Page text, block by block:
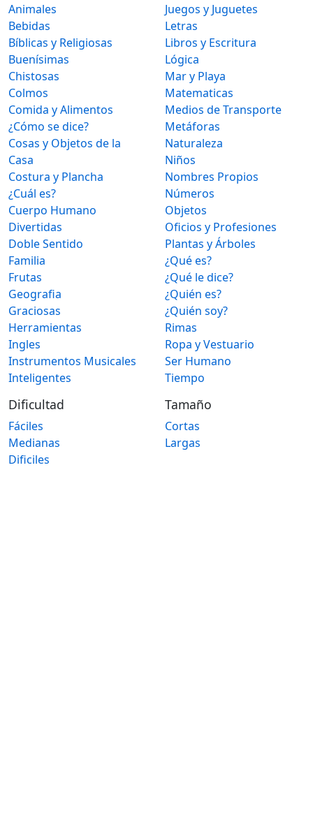
Animales
Bebidas
Bíblicas y Religiosas
Buenísimas
Chistosas
Colmos
Comida y Alimentos
¿Cómo se dice?
Cosas y Objetos de la
Casa
Costura y Plancha
¿Cuál es?
Cuerpo Humano
Divertidas
Doble Sentido
Familia
Frutas
Geografia
Graciosas
Herramientas
Ingles
Instrumentos Musicales
Inteligentes
Juegos y Juguetes
Letras
Libros y Escritura
Lógica
Mar y Playa
Matematicas
Medios de Transporte
Metáforas
Naturaleza
Niños
Nombres Propios
Números
Objetos
Oficios y Profesiones
Plantas y Árboles
¿Qué es?
¿Qué le dice?
¿Quién es?
¿Quién soy?
Rimas
Ropa y Vestuario
Ser Humano
Tiempo
Dificultad
Fáciles
Medianas
Dificiles
Tamaño
Cortas
Largas